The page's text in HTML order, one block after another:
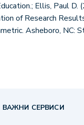
Ellis, Paul
of Research
Asheboro, NC:
ВАЖНИ СЕРВИСИ